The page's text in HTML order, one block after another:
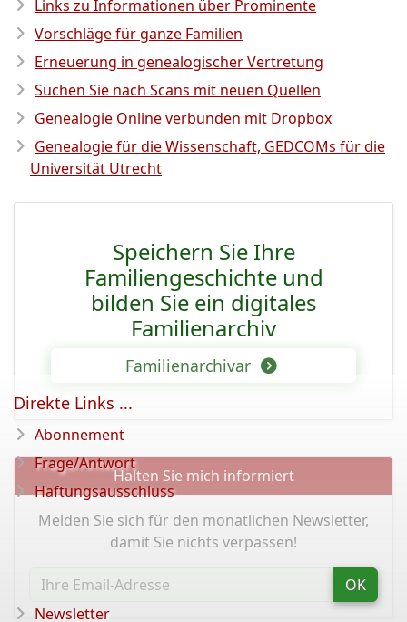
Links zu Informationen über Prominente
Vorschläge für ganze Familien
Erneuerung in genealogischer Vertretung
Suchen Sie nach Scans mit neuen Quellen
Genealogie Online verbunden mit Dropbox
Genealogie für die Wissenschaft, GEDCOMs für die
Universität Utrecht
Speichern Sie Ihre
Familiengeschichte und
bilden Sie ein digitales
Familienarchiv
Familienarchivar
Halten Sie mich informiert
Melden Sie sich für den monatlichen Newsletter,
damit Sie nichts verpassen!
OK
Direkte Links ...
Abonnement
Frage/Antwort
Haftungsausschluss
Newsletter